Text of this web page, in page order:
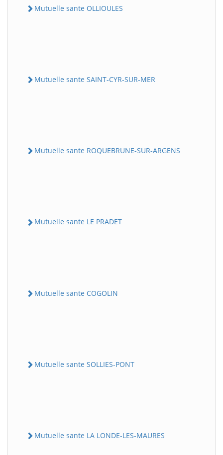
Mutuelle sante OLLIOULES
Mutuelle sante SAINT-CYR-SUR-MER
Mutuelle sante ROQUEBRUNE-SUR-ARGENS
Mutuelle sante LE PRADET
Mutuelle sante COGOLIN
Mutuelle sante SOLLIES-PONT
Mutuelle sante LA LONDE-LES-MAURES